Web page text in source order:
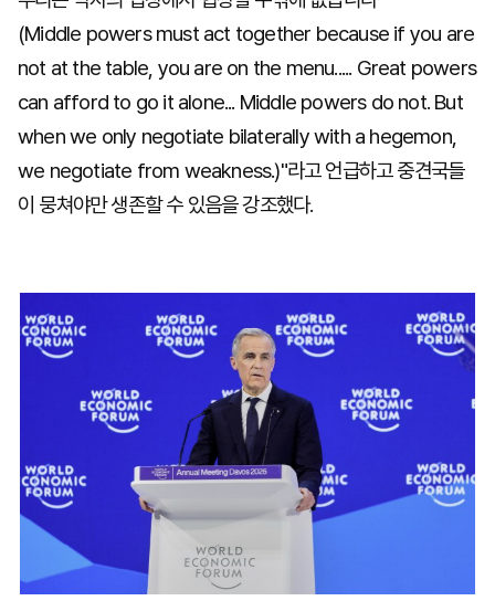
(Middle powers must act together because if you are
not at the table, you are on the menu..... Great powers
can afford to go it alone... Middle powers do not. But
when we only negotiate bilaterally with a hegemon,
we negotiate from weakness.)"라고 언급하고 중견국들
이 뭉쳐야만 생존할 수 있음을 강조했다.